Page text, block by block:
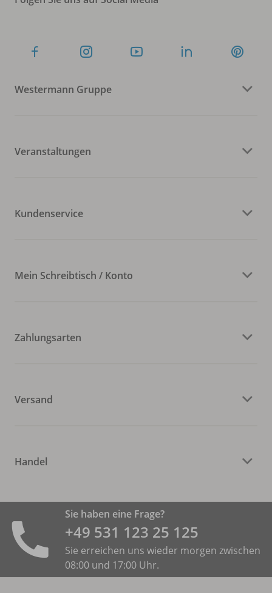
Westermann Gruppe
Veranstaltungen
Kundenservice
Mein Schreibtisch / Konto
Zahlungsarten
Versand
Handel
Sie haben eine Frage?
+49 531 ­123 25 125
Sie erreichen uns wieder morgen zwischen
08:00 und 17:00 Uhr.